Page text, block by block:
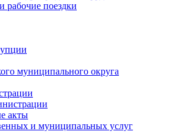
поездки
муниципального округа
акты
и муниципальных услуг